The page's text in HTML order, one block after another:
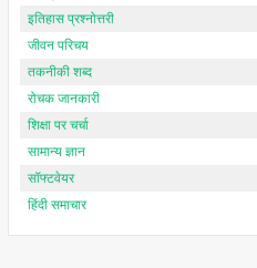
इतिहास प्रश्नोत्तरी
जीवन परिचय
तकनीकी शब्द
रोचक जानकारी
शिक्षा पर चर्चा
सामान्य ज्ञान
सॉफ्टवेयर
हिंदी समाचार